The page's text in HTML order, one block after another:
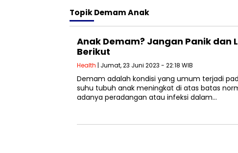
TopikDemam Anak
Anak Demam? Jangan Panik dan
Berikut
Health | Jumat, 23 Juni 2023 - 22:18 WIB
Demam adalah kondisi yang umum terjadi
suhu tubuh anak meningkat di atas batas
adanya peradangan atau infeksi dalam…